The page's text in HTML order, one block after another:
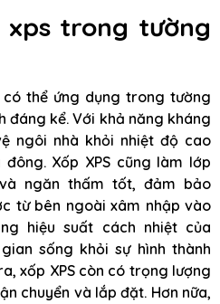
xps trong tường
có thể ứng dụng trong tường
đáng kể. Với khả năng kháng
ngôi nhà khỏi nhiệt độ cao
Xốp XPS cũng làm lớp
ngăn thấm tốt, đảm bảo
từ bên ngoài xâm nhập vào
hiệu suất cách nhiệt của
sống khỏi sự hình thành
xốp XPS còn có trọng lượng
chuyển và lắp đặt. Hơn nữa,